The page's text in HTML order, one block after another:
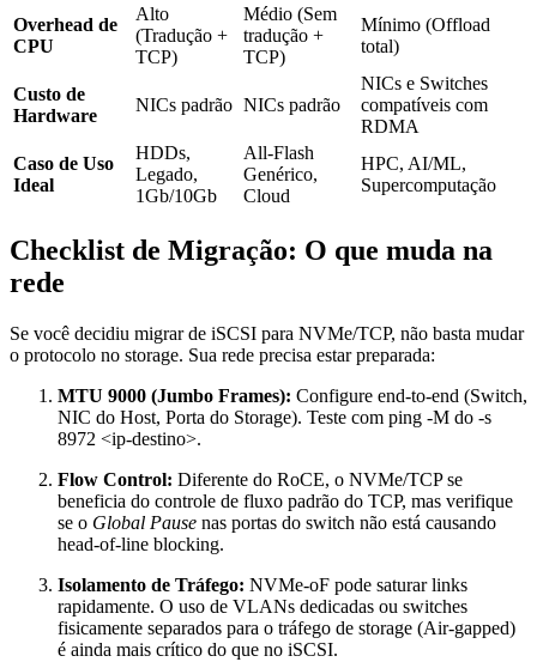
Overhead de
CPU
Alto
(Tradução +
TCP)
Médio (Sem
tradução +
TCP)
Mínimo (Offload
total)
Custo de
Hardware
NICs padrão NICs padrão
NICs e Switches
compatíveis com
RDMA
Caso de Uso
Ideal
HDDs,
Legado,
1Gb/10Gb
All-Flash
Genérico,
Cloud
HPC, AI/ML,
Supercomputação
Checklist de Migração: O que muda na
rede
Se você decidiu migrar de iSCSI para NVMe/TCP, não basta mudar
o protocolo no storage. Sua rede precisa estar preparada:
MTU 9000 (Jumbo Frames): Configure end-to-end (Switch,
NIC do Host, Porta do Storage). Teste com ping -M do -s
8972 <ip-destino>.
Flow Control: Diferente do RoCE, o NVMe/TCP se
beneficia do controle de fluxo padrão do TCP, mas verifique
se o Global Pause nas portas do switch não está causando
head-of-line blocking.
Isolamento de Tráfego: NVMe-oF pode saturar links
rapidamente. O uso de VLANs dedicadas ou switches
fisicamente separados para o tráfego de storage (Air-gapped)
é ainda mais crítico do que no iSCSI.